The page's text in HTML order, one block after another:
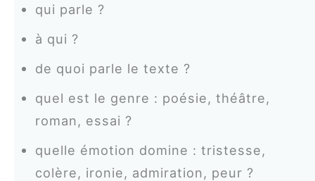
qui parle ?
à qui ?
de quoi parle le texte ?
quel est le genre : poésie, théâtre,
roman, essai ?
quelle émotion domine : tristesse,
colère, ironie, admiration, peur ?